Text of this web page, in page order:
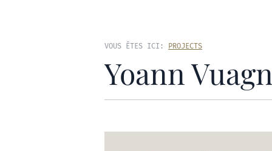
VOUS ÊTES ICI: PROJECTS
Yoann